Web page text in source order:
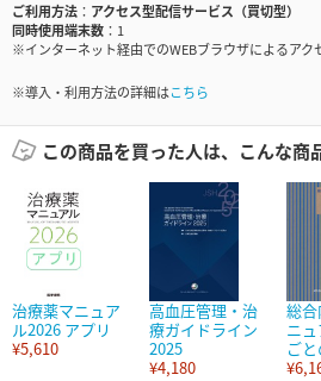
ご利用方法
アクセス型配信サービス（買切型）
同時使用端末数
1
※インターネット経由でのWEBブラウザによるアク
※導入・利用方法の詳細はこちら
この商品を買った人は、こんな商
治療薬マニュア
ル2026 アプリ
¥5,610
高血圧管理・治
療ガイドライン
2025
¥4,180
総
ニ
ご